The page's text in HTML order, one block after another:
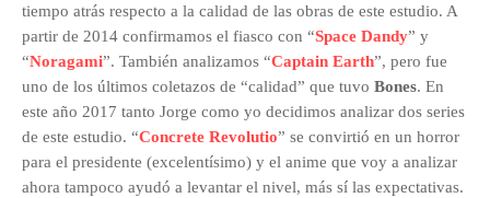
tiempo atrás respecto a la calidad de las obras de este estudio. A
partir de 2014 confirmamos el fiasco con “Space Dandy” y
“Noragami”. También analizamos “Captain Earth”, pero fue
uno de los últimos coletazos de “calidad” que tuvo Bones. En
este año 2017 tanto Jorge como yo decidimos analizar dos series
de este estudio. “Concrete Revolutio” se convirtió en un horror
para el presidente (excelentísimo) y el anime que voy a analizar
ahora tampoco ayudó a levantar el nivel, más sí las expectativas.